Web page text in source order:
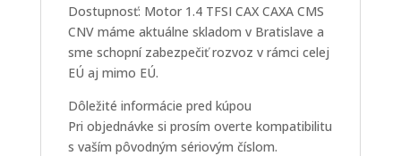
Dostupnosť: Motor 1.4 TFSI CAX CAXA CMS
CNV máme aktuálne skladom v Bratislave a
sme schopní zabezpečiť rozvoz v rámci celej
EÚ aj mimo EÚ.
Dôležité informácie pred kúpou
Pri objednávke si prosím overte kompatibilitu
s vaším pôvodným sériovým číslom.